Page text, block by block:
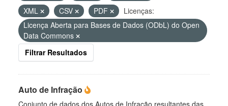
XML
CSV PDF
Licenças:
Licença Aberta para Bases de Dados (ODbL) do Open
Data Commons
Filtrar Resultados
Auto de Infração
Conjunto de dados dos Autos de Infração resultantes das